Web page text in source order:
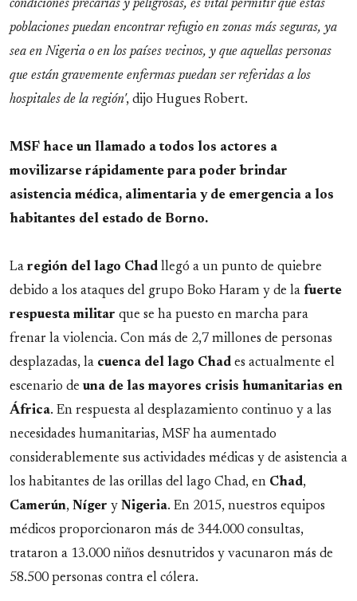
condiciones precarias y peligrosas, es vital permitir que estas
poblaciones puedan encontrar refugio en zonas más seguras, ya
sea en Nigeria o en los países vecinos, y que aquellas personas
que están gravemente enfermas puedan ser referidas a los
hospitales de la región', dijo Hugues Robert.
MSF hace un llamado a todos los actores a
movilizarse rápidamente para poder brindar
asistencia médica, alimentaria y de emergencia a los
habitantes del estado de Borno.
La región del lago Chad llegó a un punto de quiebre
debido a los ataques del grupo Boko Haram y de la fuerte
respuesta militar que se ha puesto en marcha para
frenar la violencia. Con más de 2,7 millones de personas
desplazadas, la cuenca del lago Chad es actualmente el
escenario de una de las mayores crisis humanitarias en
África. En respuesta al desplazamiento continuo y a las
necesidades humanitarias, MSF ha aumentado
considerablemente sus actividades médicas y de asistencia a
los habitantes de las orillas del lago Chad, en Chad,
Camerún, Níger y Nigeria. En 2015, nuestros equipos
médicos proporcionaron más de 344.000 consultas,
trataron a 13.000 niños desnutridos y vacunaron más de
58.500 personas contra el cólera.